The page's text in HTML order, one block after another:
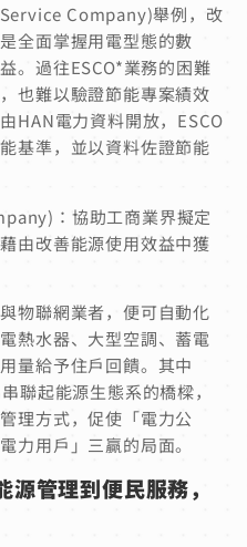
Company)舉例，改
全面掌握用電型態的數
。過往ESCO*業務的困難
也難以驗證節能專案績效
HAN電力資料開放，ESCO
基準，並以資料佐證節能
：協助工商業界擬定
由改善能源使用效益中獲
物聯網業者，便可自動化
熱水器、大型空調、蓄電
量給予住戶回饋。其中
聯起能源生態系的橋樑，
理方式，促使「電力公
力用戶」三贏的局面。
管理到便民服務，